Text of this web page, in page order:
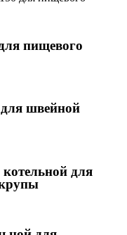
пищевого
швейной
для